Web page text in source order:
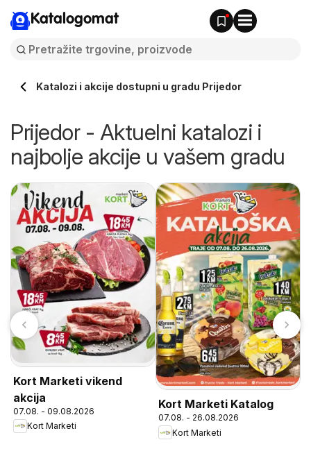
Katalogomat
Katalozi i akcije dostupni u gradu Prijedor
Prijedor - Aktuelni katalozi i
najbolje akcije u vašem gradu
Kort Marketi vikend
akcija
07.08. - 09.08.2026
Kort Marketi
Kort Marketi Katalog
07.08. - 26.08.2026
Kort Marketi